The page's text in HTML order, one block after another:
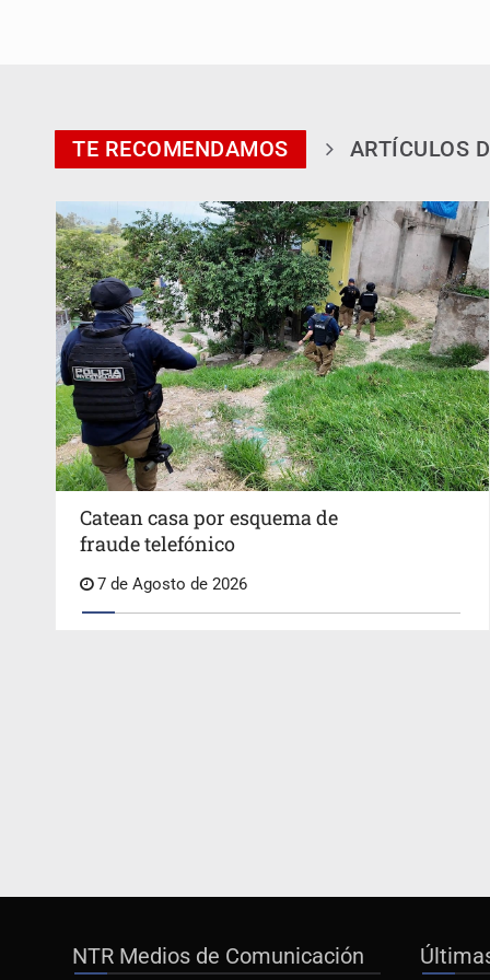
TE RECOMENDAMOS ARTÍCULOS
Catean casa por esquema de
fraude telefónico
7 de Agosto de 2026
NTR Medios de Comunicación